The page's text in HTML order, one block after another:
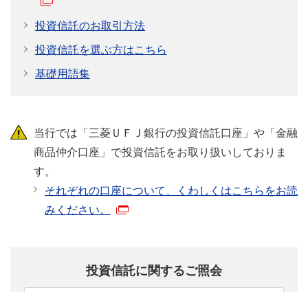
どうして資産形成が必要なの？
くわしく見る
投資信託はじめの一歩は、ここから。
投資信託デビューするための、疑問や不安を解
投資信託のお取引方法
投資信託を選ぶ方はこちら
基礎用語集
当行では「三菱ＵＦＪ銀行の投資信託口座」や「金融
商品仲介口座」で投資信託をお取り扱いしておりま
す。
それぞれの口座について、くわしくはこちらをお読
みください。
投資信託に関するご照会